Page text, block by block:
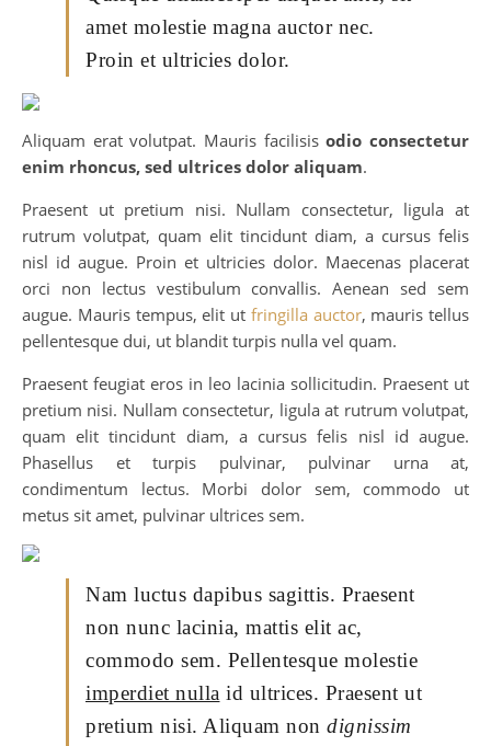
amet molestie magna auctor nec.
Proin et ultricies dolor.
Aliquam erat volutpat. Mauris facilisisodio consectetur
enim rhoncus, sed ultrices dolor aliquam.
Praesent ut pretium nisi. Nullam consectetur, ligula at
rutrum volutpat, quam elit tincidunt diam, a cursus felis
nisl id augue. Proin et ultricies dolor. Maecenas placerat
orci non lectus vestibulum convallis. Aenean sed sem
augue. Mauris tempus, elit ut fringilla auctor, mauris tellus
pellentesque dui, ut blandit turpis nulla vel quam.
Praesent feugiat eros in leo lacinia sollicitudin. Praesent ut
pretium nisi. Nullam consectetur, ligula at rutrum volutpat,
quam elit tincidunt diam, a cursus felis nisl id augue.
Phasellus et turpis pulvinar, pulvinar urna at,
condimentum lectus. Morbi dolor sem, commodo ut
metus sit amet, pulvinar ultrices sem.
Nam luctus dapibus sagittis. Praesent
non nunc lacinia, mattis elit ac,
commodo sem. Pellentesque molestie
imperdiet nulla id ultrices. Praesent ut
pretium nisi. Aliquam non dignissim